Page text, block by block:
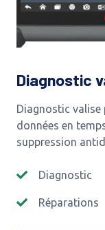
Diagnostic
Diagnostic valise
données en
suppression
Diagnostic
Réparations